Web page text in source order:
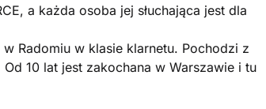
a każda osoba jej słuchająca jest dla
Radomiu w klasie klarnetu. Pochodzi z
10 lat jest zakochana w Warszawie i tu